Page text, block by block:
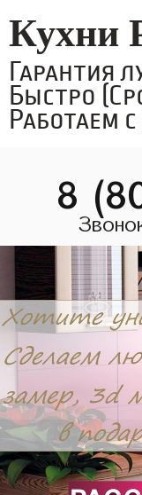
Кухни
Гарантия
Быстро
Работаем с
8